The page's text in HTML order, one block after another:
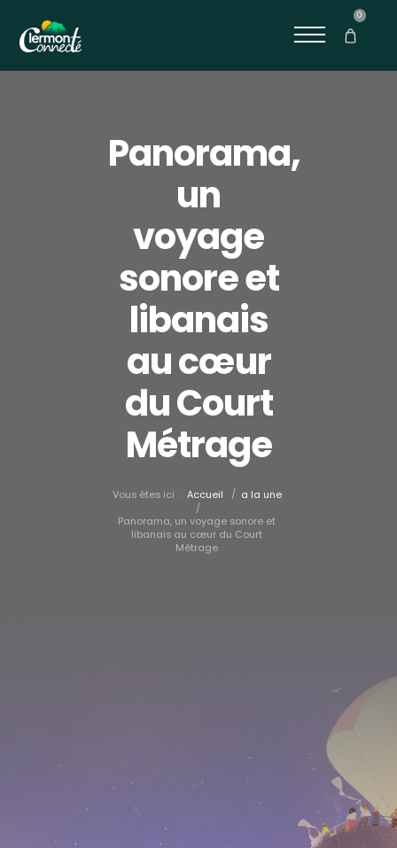
0
Panorama,
un
voyage
sonore et
libanais
au cœur
du Court
Métrage
Vous êtes ici : Accueil / a la une
/
Panorama, un voyage sonore et
libanais au cœur du Court
Métrage